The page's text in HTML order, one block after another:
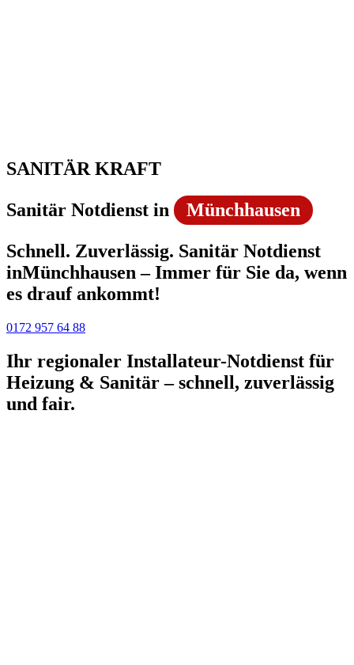
SANITÄR KRAFT
Sanitär Notdienst in
Münchhausen
Schnell. Zuverlässig. Sanitär Notdienst
inMünchhausen – Immer für Sie da, wenn
es drauf ankommt!
0172 957 64 88
Ihr regionaler Installateur-Notdienst für
Heizung & Sanitär – schnell, zuverlässig
und fair.